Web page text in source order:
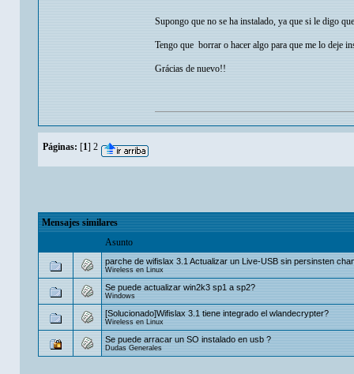
Supongo que no se ha instalado, ya que si le digo
Tengo que borrar o hacer algo para que me lo deje
Grácias de nuevo!!
Páginas: [1] 2
Mensajes similares
Asunto
parche de wifislax 3.1 Actualizar un Live-USB sin persinsten
Wireless en Linux
Se puede actualizar win2k3 sp1 a sp2?
Windows
[Solucionado]Wifislax 3.1 tiene integrado el wlandecrypter?
Wireless en Linux
Se puede arracar un SO instalado en usb ?
Dudas Generales